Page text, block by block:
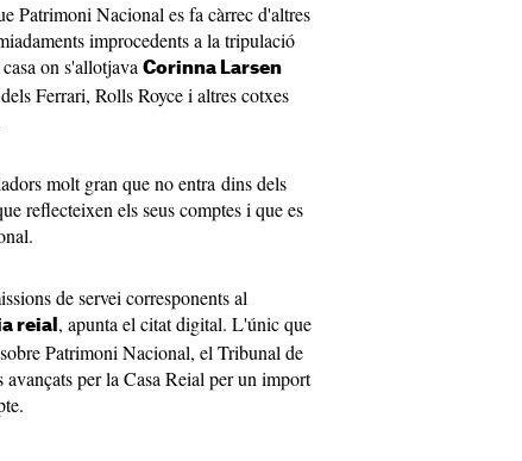
Patrimoni Nacional es fa càrrec d'altres
improcedents a la tripulació
on s'allotjava Corinna Larsen
Ferrari, Rolls Royce i altres cotxes
molt gran que no entra dins dels
reflecteixen els seus comptes i que es
de servei corresponents al
reial , apunta el citat digital. L'únic que
Patrimoni Nacional, el Tribunal de
per la Casa Reial per un import